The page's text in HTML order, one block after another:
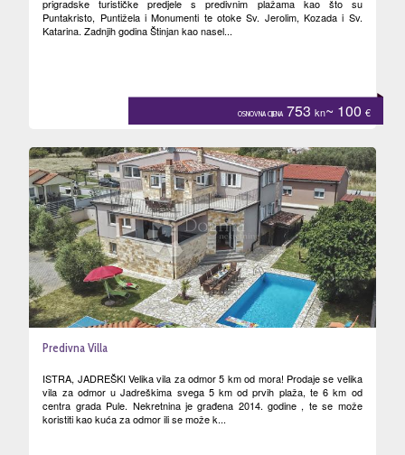
prigradske turističke predjele s predivnim plažama kao što su
Puntakristo, Puntižela i Monumenti te otoke Sv. Jerolim, Kozada i Sv.
Katarina. Zadnjih godina Štinjan kao nasel...
OSNOVNA CIJENA 753 kn~ 100 €
Predivna Villa
ISTRA, JADREŠKI Velika vila za odmor 5 km od mora! Prodaje se velika
vila za odmor u Jadreškima svega 5 km od prvih plaža, te 6 km od
centra grada Pule. Nekretnina je građena 2014. godine , te se može
koristiti kao kuća za odmor ili se može k...